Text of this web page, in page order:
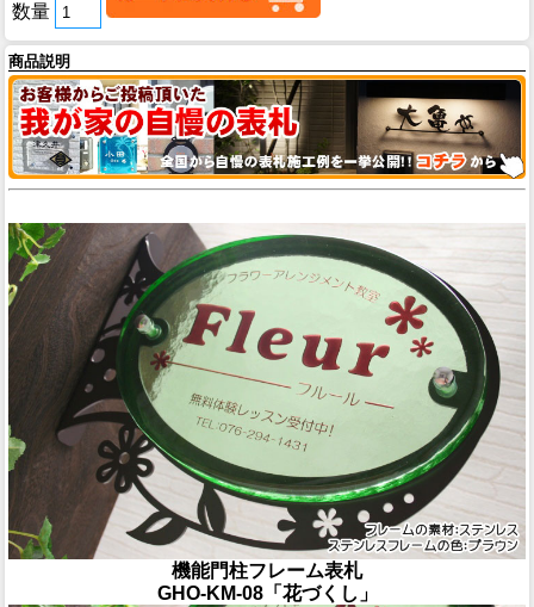
数量
商品説明
機能門柱フレーム表札
GHO-KM-08「花づくし」